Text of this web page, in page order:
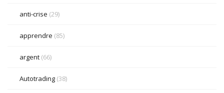
anti-crise (29)
apprendre (85)
argent (66)
Autotrading (38)